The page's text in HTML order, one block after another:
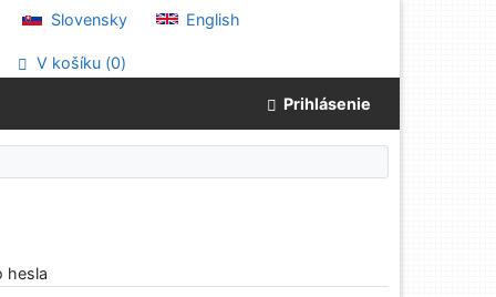
Slovensky English
V košíku (0)
Prihlásenie
hesla